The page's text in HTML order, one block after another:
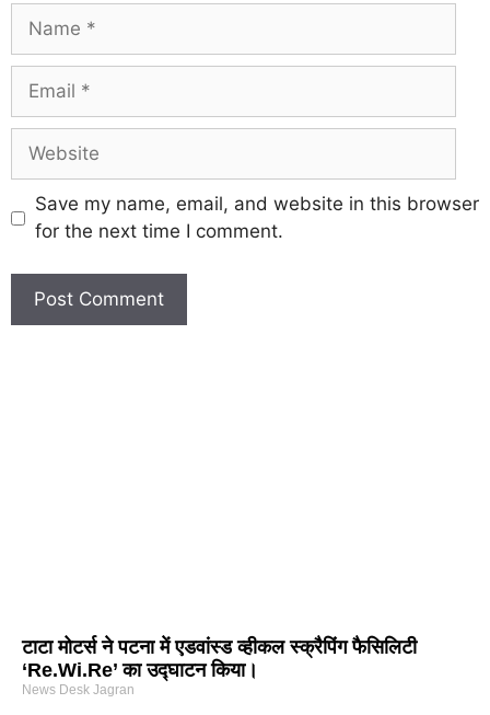
Save my name, email, and website in this browser
for the next time I comment.
टाटा मोटर्स ने पटना में एडवांस्ड व्हीकल स्क्रैपिंग फैसिलिटी
‘Re.Wi.Re’ का उद्घाटन किया।
News Desk Jagran